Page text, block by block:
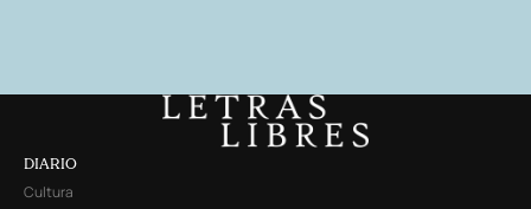
DIARIO
Cultura